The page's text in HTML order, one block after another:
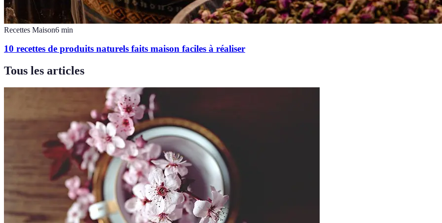
Recettes Maison6 min
10 recettes de produits naturels faits maison faciles à réaliser
Tous les articles